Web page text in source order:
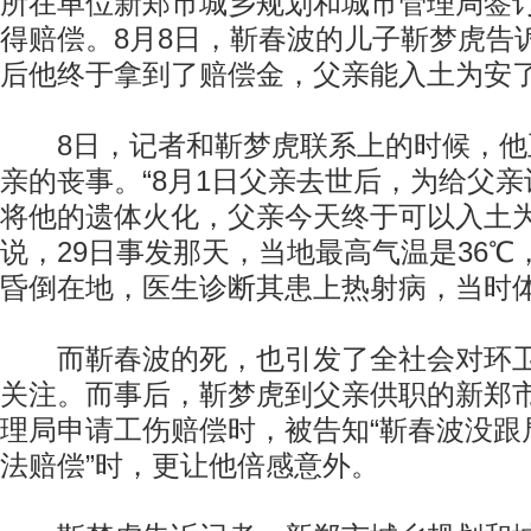
得赔偿。8月8日，靳春波的儿子靳梦虎告
后他终于拿到了赔偿金，父亲能入土为安
8日，记者和靳梦虎联系上的时候，他
亲的丧事。“8月1日父亲去世后，为给父
将他的遗体火化，父亲今天终于可以入土
说，29日事发那天，当地最高气温是36℃
昏倒在地，医生诊断其患上热射病，当时
而靳春波的死，也引发了全社会对环
关注。而事后，靳梦虎到父亲供职的新郑
理局申请工伤赔偿时，被告知“靳春波没
法赔偿”时，更让他倍感意外。